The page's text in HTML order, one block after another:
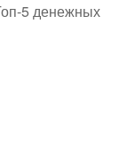
5 денежных